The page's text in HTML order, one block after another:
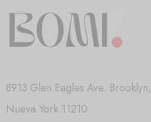
8913 Glen Eagles Ave. Brooklyn,
Nueva York 11210